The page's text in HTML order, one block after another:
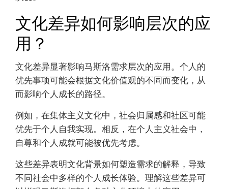
文化差异如何影响层次的应
用？
文化差异显著影响马斯洛需求层次的应用。个人的
优先事项可能会根据文化价值观的不同而变化，从
而影响个人成长的路径。
例如，在集体主义文化中，社会归属感和社区可能
优先于个人自我实现。相反，在个人主义社会中，
自尊和个人成就可能被优先考虑。
这些差异表明文化背景如何塑造需求的解释，导致
不同社会中多样的个人成长体验。理解这些差异可